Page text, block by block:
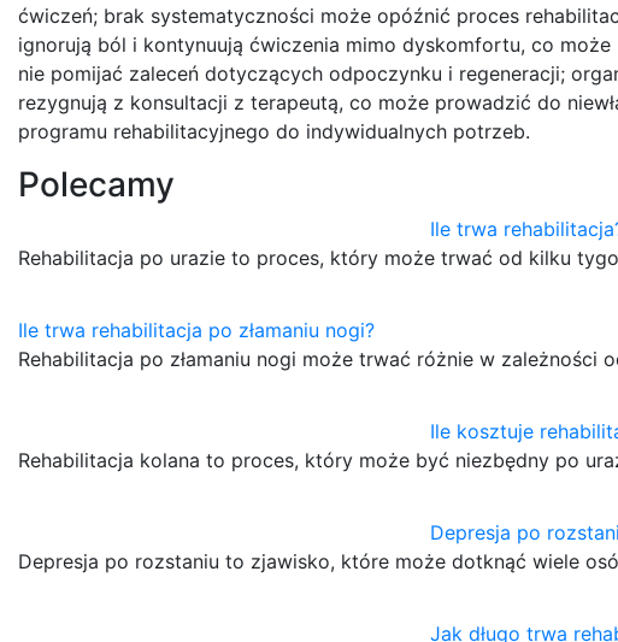
ćwiczeń; brak systematyczności może opóźnić proces
ignorują ból i kontynuują ćwiczenia mimo dyskomfortu, co
nie pomijać zaleceń dotyczących odpoczynku i regeneracji;
rezygnują z konsultacji z terapeutą, co może prowadzić do
programu rehabilitacyjnego do indywidualnych potrzeb.
Polecamy
Ile trwa
Rehabilitacja po urazie to proces, który może trwać od kilku
Ile trwa rehabilitacja po złamaniu nogi?
Rehabilitacja po złamaniu nogi może trwać różnie w zależności
Ile kosztuje
Rehabilitacja kolana to proces, który może być niezbędny po
Depresja po
Depresja po rozstaniu to zjawisko, które może dotknąć wiele
Jak długo trwa